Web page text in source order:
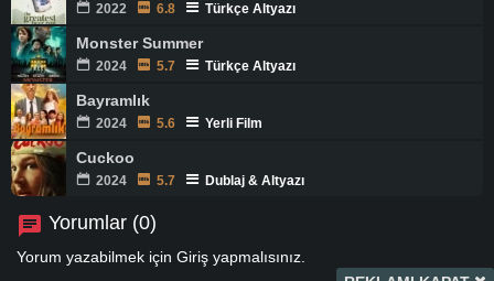
2022 6.8 Türkçe Altyazı
Monster Summer
2024 5.7 Türkçe Altyazı
Bayramlık
2024 5.6 Yerli Film
Cuckoo
2024 5.7 Dublaj & Altyazı
Yorumlar (0)
Yorum yazabilmek için Giriş yapmalısınız.